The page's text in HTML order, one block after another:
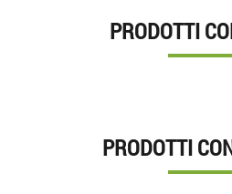
PRODOTTI
PRODOTTI